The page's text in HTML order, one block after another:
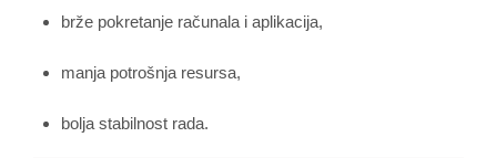
brže pokretanje računala i aplikacija,
manja potrošnja resursa,
bolja stabilnost rada.